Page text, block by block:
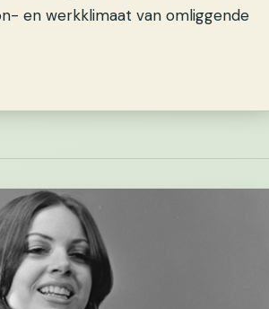
en werkklimaat van omliggende